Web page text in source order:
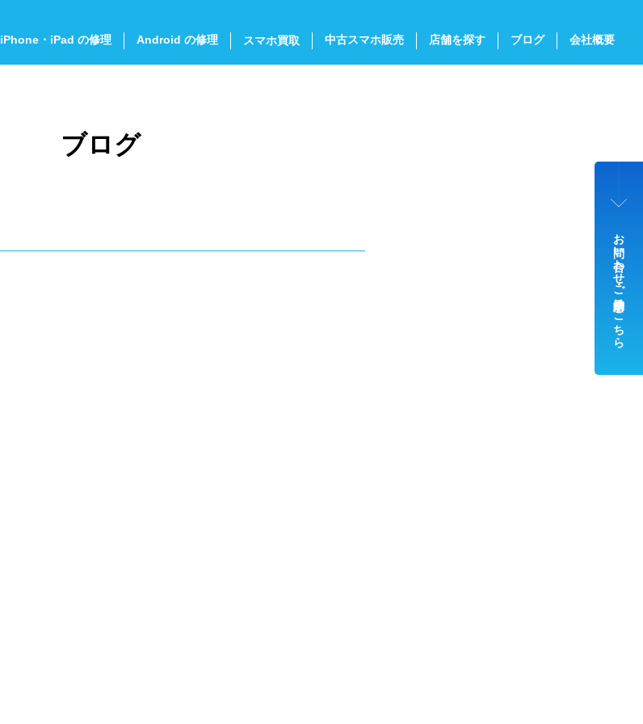
iPhone・iPad の修理 Android の修理 スマホ買取 中古スマホ販売 店舗を探す ブログ 会社概要
ブログ
お問い合わせ・ご来店予約はこちら